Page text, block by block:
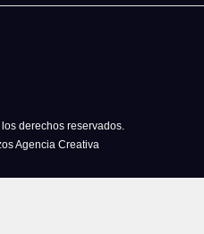
derechos reservados.
Agencia Creativa